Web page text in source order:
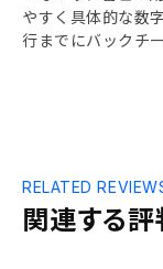
やすく具体的な数
行までにバックチ
関連する評
RELATED